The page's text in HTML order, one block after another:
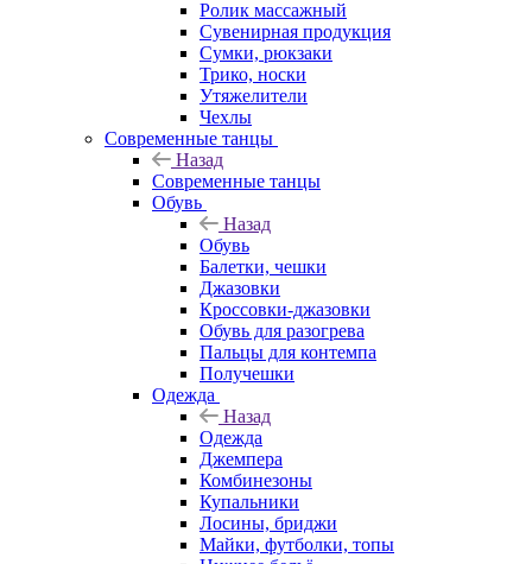
Ролик массажный
Сувенирная продукция
Сумки, рюкзаки
Трико, носки
Утяжелители
Чехлы
Современные танцы
Назад
Современные танцы
Обувь
Назад
Обувь
Балетки, чешки
Джазовки
Кроссовки-джазовки
Обувь для разогрева
Пальцы для контемпа
Получешки
Одежда
Назад
Одежда
Джемпера
Комбинезоны
Купальники
Лосины, бриджи
Майки, футболки, топы